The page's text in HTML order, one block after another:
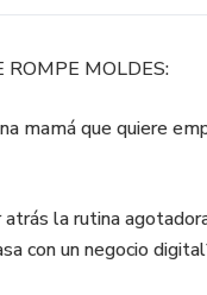
ROMPE MOLDES:
mamá que quiere
atrás la rutina
con un negocio